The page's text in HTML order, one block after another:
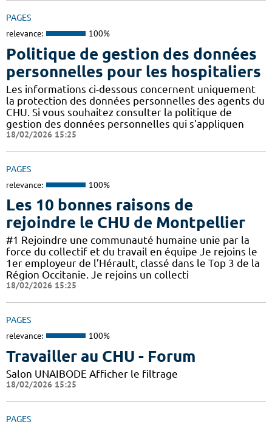
PAGES
relevance: 100%
Politique de gestion des données
personnelles pour les hospitaliers
Les informations ci-dessous concernent uniquement
la protection des données personnelles des agents du
CHU. Si vous souhaitez consulter la politique de
gestion des données personnelles qui s'appliquen
18/02/2026 15:25
PAGES
relevance: 100%
Les 10 bonnes raisons de
rejoindre le CHU de Montpellier
#1 Rejoindre une communauté humaine unie par la
force du collectif et du travail en équipe Je rejoins le
1er employeur de l’Hérault, classé dans le Top 3 de la
Région Occitanie. Je rejoins un collecti
18/02/2026 15:25
PAGES
relevance: 100%
Travailler au CHU - Forum
Salon UNAIBODE Afficher le filtrage
18/02/2026 15:25
PAGES